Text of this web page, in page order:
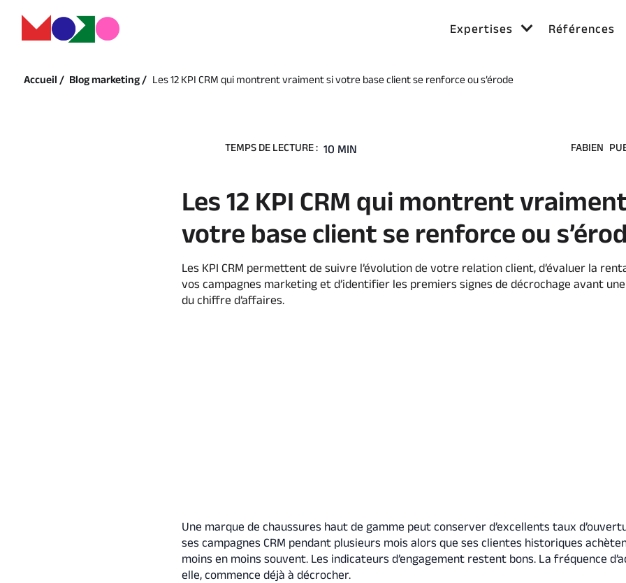
Expertises Références
Accueil / Blog marketing / Les 12 KPI CRM qui montrent vraiment si votre base client se renforce ou s’érode
TEMPS DE LECTURE : 10 MIN FABIEN
Les 12 KPI CRM qui montrent
votre base client se renforce ou
Les KPI CRM permettent de suivre l’évolution de votre relation client, d’évaluer la
vos campagnes marketing et d’identifier les premiers signes de décrochage avant
du chiffre d’affaires.
Une marque de chaussures haut de gamme peut conserver d’excellents taux
ses campagnes CRM pendant plusieurs mois alors que ses clientes historiques
moins en moins souvent. Les indicateurs d’engagement restent bons. La fréquence
elle, commence déjà à décrocher.